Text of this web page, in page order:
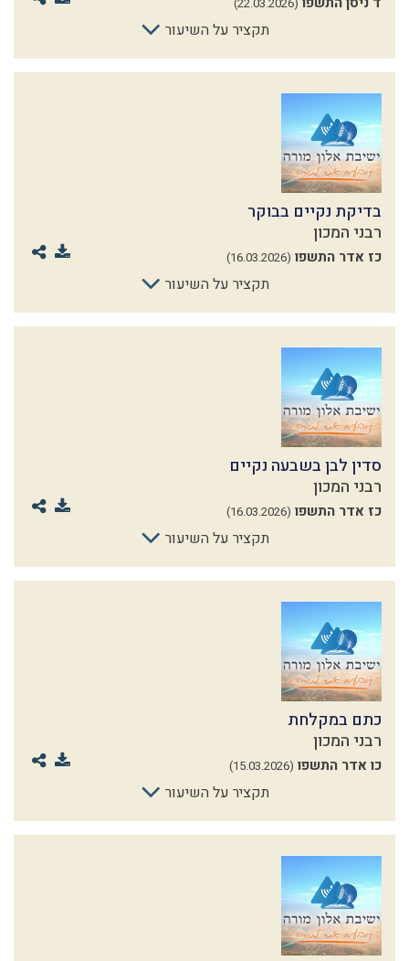
תקציר על השיעור
בדיקת נקיים בבוקר
רבני המכון
כז אדר התשפו (16.03.2026)
תקציר על השיעור
סדין לבן בשבעה נקיים
רבני המכון
כז אדר התשפו (16.03.2026)
תקציר על השיעור
כתם במקלחת
רבני המכון
כו אדר התשפו (15.03.2026)
תקציר על השיעור